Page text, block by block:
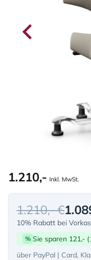
1.210,- Inkl. MwSt.
1.210,- €
10% Rabatt bei
% Sie sparen 121,-
über PayPal | Card,